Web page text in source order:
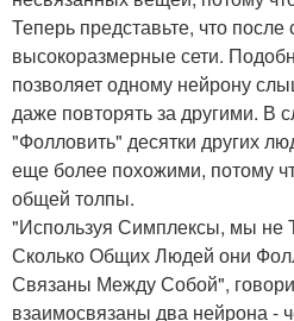
Теперь представьте, что
высокоразмерные сети.
позволяет одному нейрону
даже повторять за другими. В
"Фолловить" десятки других
еще более похожими, потому
общей толпы.
"Используя Симплексы, мы не
Сколько Общих Людей они
Связаны Между Собой",
взаимосвязаны два нейрона -